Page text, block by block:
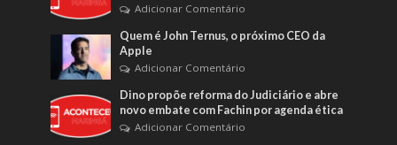
Adicionar Comentário
Quem é John Ternus, o próximo CEO da
Apple
Adicionar Comentário
Dino propõe reforma do Judiciário e abre
novo embate com Fachin por agenda ética
Adicionar Comentário